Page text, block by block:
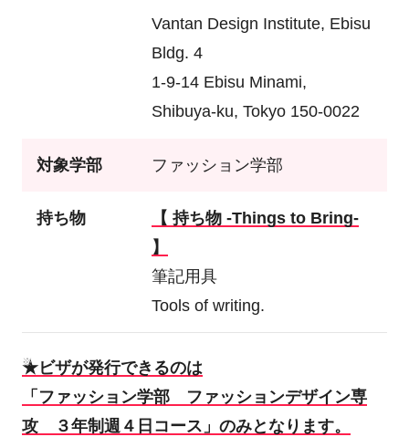
Vantan Design Institute, Ebisu
Bldg. 4
1-9-14 Ebisu Minami,
Shibuya-ku, Tokyo 150-0022
対象学部 ファッション学部
持ち物
【 持ち物 -Things to Bring-
】
筆記用具
Tools of writing.
★ビザが発行できるのは
「ファッション学部 ファッションデザイン専
攻 ３年制週４日コース」のみとなります。